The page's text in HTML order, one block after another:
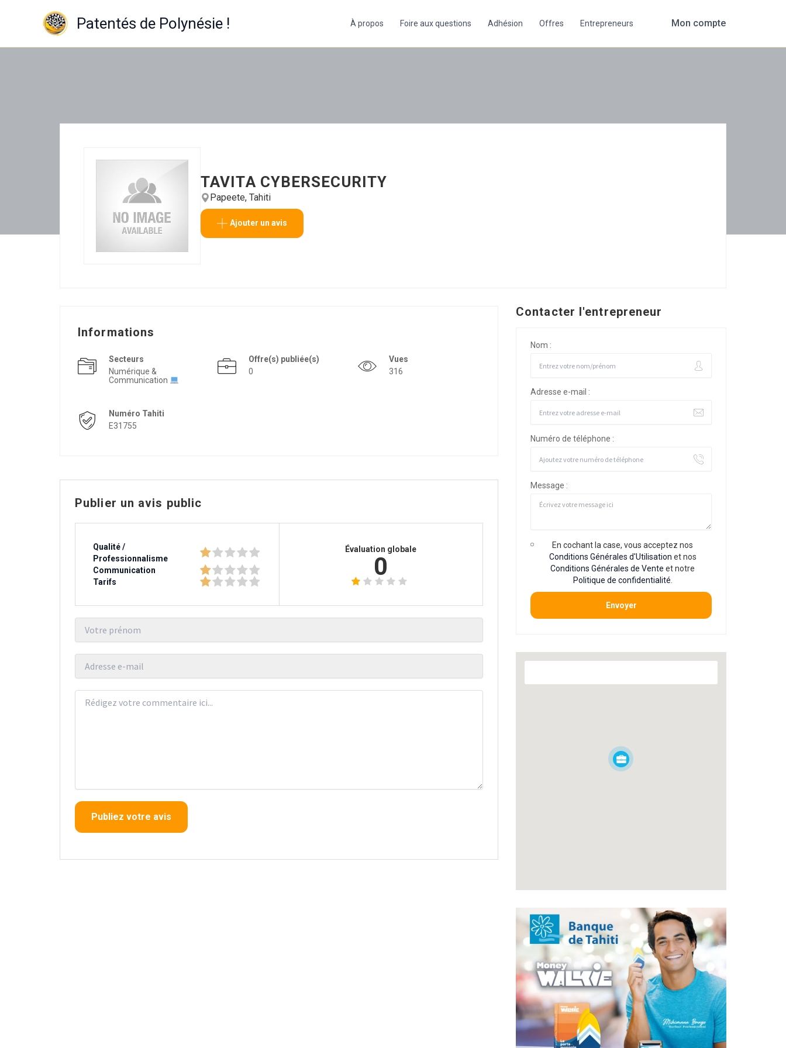
Patentés de Polynésie ! À propos Foire aux questions Adhésion Offres Entrepreneurs Mon compte
TAVITA CYBERSECURITY
Papeete, Tahiti
Ajouter un avis
Informations
Secteurs
Numérique &
Communication
Offre(s) publiée(s)
0
Vues
316
Numéro Tahiti
E31755
Publier un avis public
Qualité /
Professionnalisme
Communication
Tarifs
Évaluation globale
0
Contacter l'entrepreneur
Nom :
Adresse e-mail :
Numéro de téléphone :
Message :
En cochant la case, vous acceptez nos
Conditions Générales d'Utilisation et nos
Conditions Générales de Vente et notre
Politique de confidentialité